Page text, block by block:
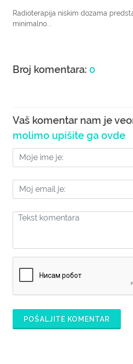
Radioterapija niskim dozama
minimalno...
Broj komentara: 0
Vaš komentar nam je
molimo upišite ga ovde
POŠALJITE KOMENTAR